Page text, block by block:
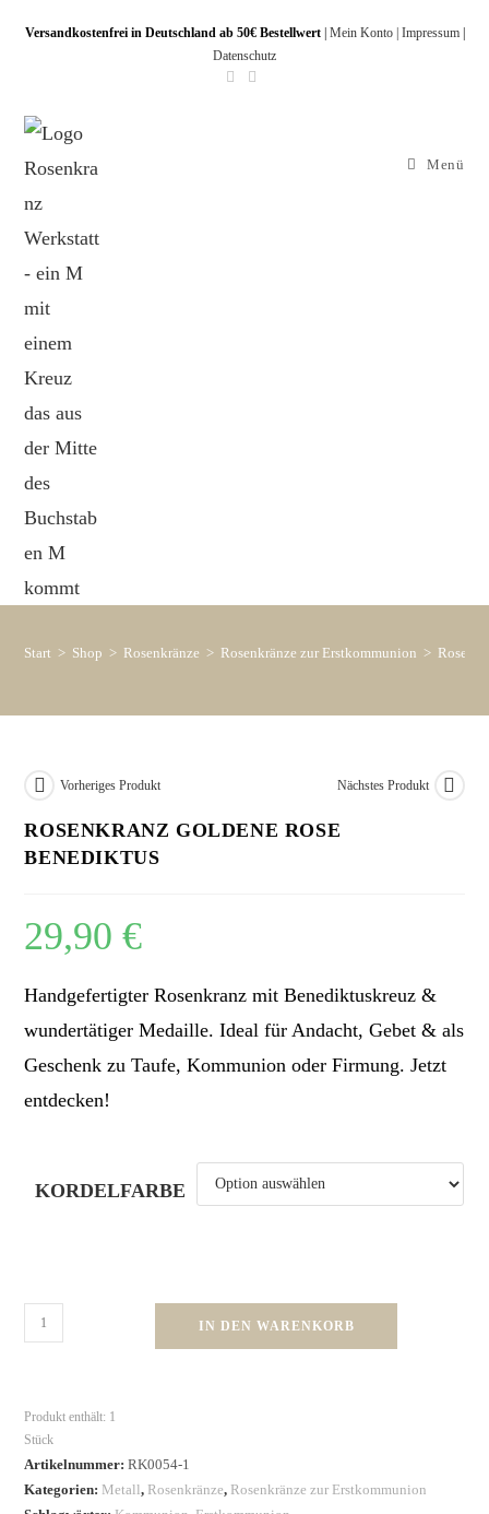
Versandkostenfrei in Deutschland ab 50€ Bestellwert| Mein Konto | Impressum
Datenschutz
Menü
Start > Shop > Rosenkränze > Rosenkränze zur Erstkommunion >
Vorheriges Produkt Nächstes Produkt
ROSENKRANZ GOLDENE ROSE
BENEDIKTUS
29,90€
Handgefertigter Rosenkranz mit Benediktuskreuz &
wundertätiger Medaille. Ideal für Andacht, Gebet & als
Geschenk zu Taufe, Kommunion oder Firmung. Jetzt
entdecken!
KORDELFARBE
IN DEN WARENKORB
Produkt enthält: 1
Stück
Artikelnummer:RK0054-1
Kategorien: Metall, Rosenkränze, Rosenkränze zur Erstkommunion